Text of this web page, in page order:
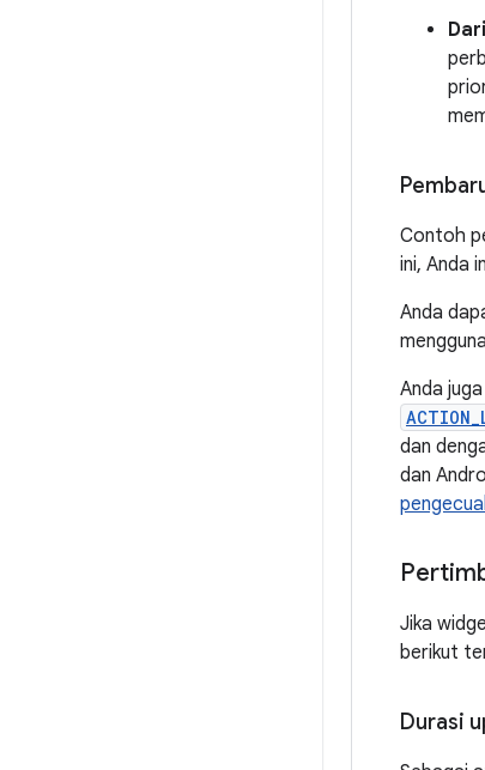
Contoh
ini, Anda
Anda
Anda
dan
dan
Jika
berikut
Durasi